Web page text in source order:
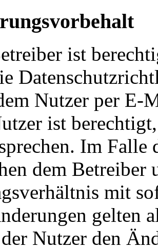
ist
Nutzer per E-
ist
Im Falle
dem Betreiber
mit
gelten
Nutzer den